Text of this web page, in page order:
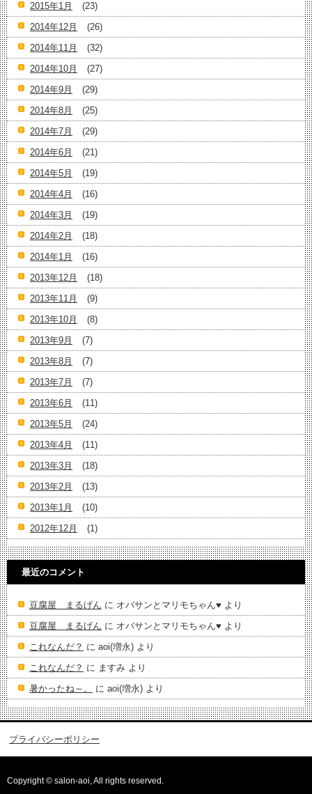
2015年1月
(23)
2014年12月
(26)
2014年11月
(32)
2014年10月
(27)
2014年9月
(29)
2014年8月
(25)
2014年7月
(29)
2014年6月
(21)
2014年5月
(19)
2014年4月
(16)
2014年3月
(19)
2014年2月
(18)
2014年1月
(16)
2013年12月
(18)
2013年11月
(9)
2013年10月
(8)
2013年9月
(7)
2013年8月
(7)
2013年7月
(7)
2013年6月
(11)
2013年5月
(24)
2013年4月
(11)
2013年3月
(18)
2013年2月
(13)
2013年1月
(10)
2012年12月
(1)
最近のコメント
豆腐屋 まるげん に オバサンとマリモちゃん♥️ より
豆腐屋 まるげん に オバサンとマリモちゃん♥️ より
これなんだ？ に aoi(増永) より
これなんだ？ に ますみ より
暑かったね～。
に aoi(増永) より
プライバシーポリシー
Copyright © salon-aoi, All rights reserved.